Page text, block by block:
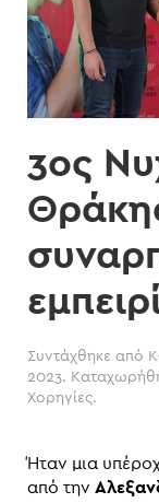
3ος
Συντάχθηκε από
2023.
Χορηγίες.
Ήταν μια
από την